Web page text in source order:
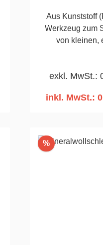
Aus Kunststoff
Werkzeug zum
von kleinen,
exkl. MwSt.:
inkl. MwSt.:
%Rabatt